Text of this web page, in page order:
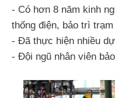
- Có hơn 8 năm kinh
thống điện, bảo trì
- Đã thực hiện nhiều
- Đội ngũ nhân viên